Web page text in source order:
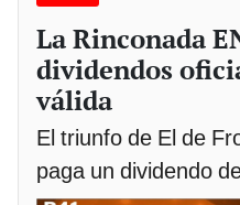
La Rinconada
dividendos
válida
El triunfo de El de
paga un dividendo